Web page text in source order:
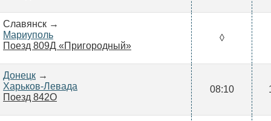
Славянск →
Мариуполь
Поезд 809Д «Пригородный»
◊
Донецк →
Харьков-Левада
Поезд 842О
08:10